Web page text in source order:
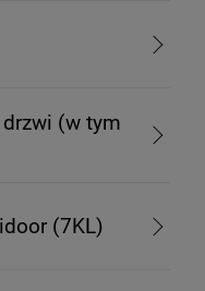
(w tym
(7KL)